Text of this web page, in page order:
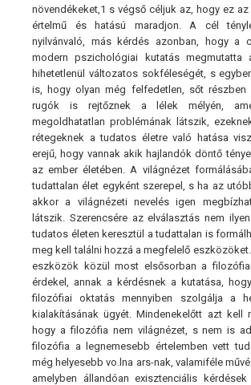
növendékeket,1 s végső céljuk az, hogy ez
értelmű és hatású maradjon. A cél
nyilvánvaló, más kérdés azonban, hogy a
modern pszichológiai kutatás megmutatta
hihetetlenül változatos sokféleségét, s
is, hogy olyan még felfedetlen, sőt részben
rugók is rejtőznek a lélek mélyén,
megoldhatatlan problémának látszik,
rétegeknek a tudatos életre való hatása
erejű, hogy vannak akik hajlandók döntő
az ember életében. A világnézet
tudattalan élet egyként szerepel, s ha az
akkor a világnézeti nevelés igen
látszik. Szerencsére az elválasztás nem
tudatos életen keresztül a tudattalan is
meg kell találni hozzá a megfelelő
eszközök közül most elsősorban a
érdekel, annak a kérdésnek a kutatása,
filozófiai oktatás mennyiben szolgálja a
kialakításának ügyét. Mindenekelőtt azt kell
hogy a filozófia nem világnézet, s nem is
filozófia a legnemesebb értelemben vett
még helyesebb vo.lna ars-nak, valamiféle
amelyben állandóan exisztenciális